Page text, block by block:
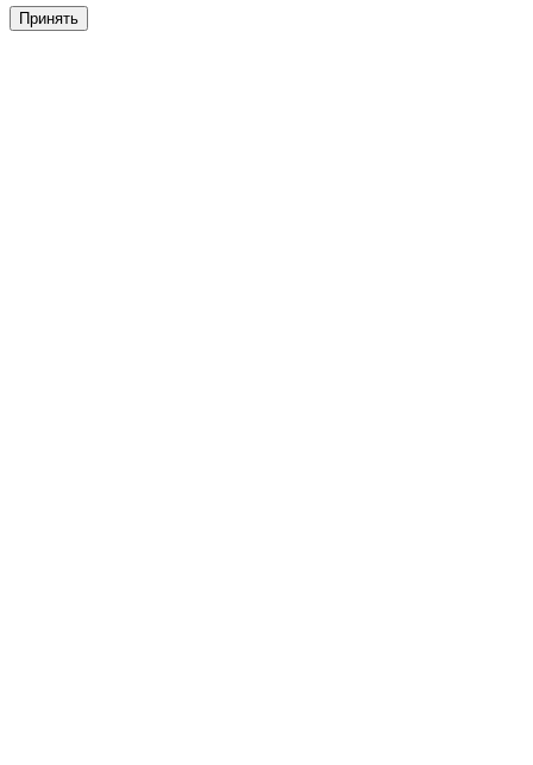
Принять